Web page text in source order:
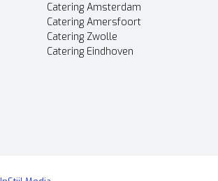
Catering Amsterdam
Catering Amersfoort
Catering Zwolle
Catering Eindhoven